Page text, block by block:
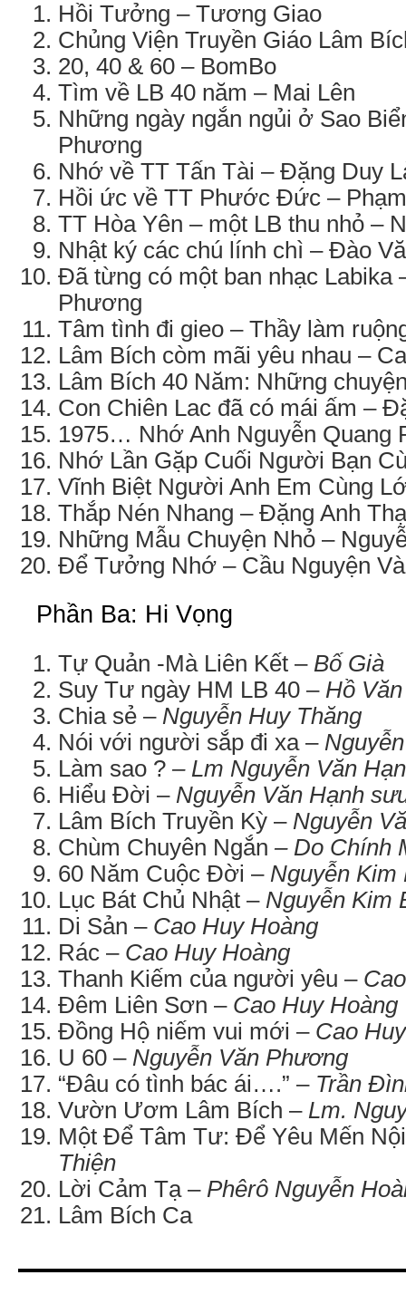
Hồi Tưởng – Tương Giao
Chủng Viện Truyền Giáo Lâm
20, 40 & 60 – BomBo
Tìm về LB 40 năm – Mai Lên
Những ngày ngắn ngủi ở Sao
Phương
Nhớ về TT Tấn Tài – Đặng Duy
Hồi ức về TT Phước Đức –
TT Hòa Yên – một LB thu nhỏ –
Nhật ký các chú lính chì – Đào
Đã từng có một ban nhạc Labika
Phương
Tâm tình đi gieo – Thầy làm
Lâm Bích còm mãi yêu nhau –
Lâm Bích 40 Năm: Những
Con Chiên Lac đã có mái ấm –
1975… Nhớ Anh Nguyễn Quang
Nhớ Lần Gặp Cuối Người Bạn
Vĩnh Biệt Người Anh Em Cùng
Thắp Nén Nhang – Đặng Anh
Những Mẫu Chuyện Nhỏ –
Để Tưởng Nhớ – Cầu Nguyện
Phần Ba: Hi Vọng
Tự Quản -Mà Liên Kết –Bố Già
Suy Tư ngày HM LB 40 – Hồ
Chia sẻ – Nguyễn Huy Thăng
Nói với người sắp đi xa –
Làm sao ? – Lm Nguyễn Văn
Hiểu Đời –Nguyễn Văn Hạnh
Lâm Bích Truyền Kỳ – Nguyễn
Chùm Chuyên Ngắn – Do Chính
60 Năm Cuộc Đời –Nguyễn Kim
Lục Bát Chủ Nhật – Nguyễn Kim
Di Sản – Cao Huy Hoàng
Rác – Cao Huy Hoàng
Thanh Kiếm của người yêu –
Đêm Liên Sơn – Cao Huy Hoàng
Đồng Hộ niếm vui mới – Cao
U 60 – Nguyễn Văn Phương
“Đâu có tình bác ái….” – Trần
Vườn Ươm Lâm Bích – Lm.
Một Để Tâm Tư: Để Yêu Mến
Thiện
Lời Cảm Tạ – Phêrô Nguyễn
Lâm Bích Ca